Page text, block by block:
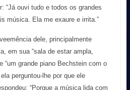
“Já ouvi tudo e todos os grandes
música. Ela me exaure e irrita.”
dele, principalmente
em sua “sala de estar ampla,
“um grande piano Bechstein com o
perguntou-lhe por que ele
“Porque a música lida com